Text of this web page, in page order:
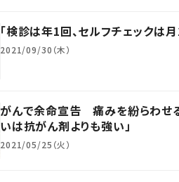
「検診は年1回、セルフチェック
2021/09/30（木）
がんで余命宣告 痛みを紛らわせ
いは抗がん剤よりも強い」
2021/05/25（火）